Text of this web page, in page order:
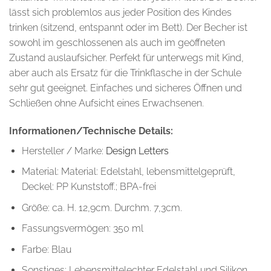
lässt sich problemlos aus jeder Position des Kindes
trinken (sitzend, entspannt oder im Bett). Der Becher ist
sowohl im geschlossenen als auch im geöffneten
Zustand auslaufsicher. Perfekt für unterwegs mit Kind,
aber auch als Ersatz für die Trinkflasche in der Schule
sehr gut geeignet. Einfaches und sicheres Öffnen und
Schließen ohne Aufsicht eines Erwachsenen.
Informationen/Technische Details:
Hersteller / Marke: Design Letters
Material: Material: Edelstahl, lebensmittelgeprüft,
Deckel: PP Kunststoff.; BPA-frei
Größe: ca. H. 12,9cm. Durchm. 7,3cm.
Fassungsvermögen: 350 ml
Farbe: Blau